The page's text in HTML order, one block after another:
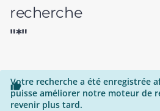
recherche
"*"

Votre recherche a été enregistrée
puisse améliorer notre moteur de
revenir plus tard.